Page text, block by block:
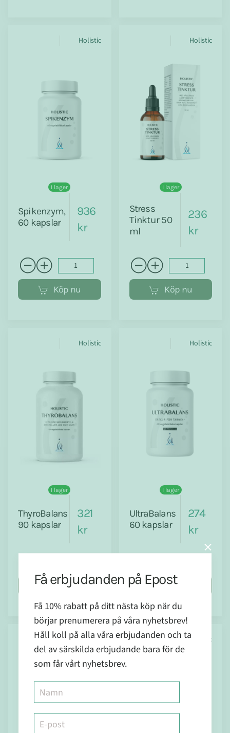
Holistic
I lager
Spikenzym,
60 kapslar
936
kr
Köp nu
Holistic
I lager
Stress
Tinktur 50
ml
236
kr
Köp nu
Holistic
I lager
ThyroBalans
90 kapslar
321
kr
Köp nu
Holistic
I lager
UltraBalans
60 kapslar
274
kr
Köp nu
Holistic Holistic
Få erbjudanden på Epost
Få 10% rabatt på ditt nästa köp när du
börjar prenumerera på våra nyhetsbrev!
Håll koll på alla våra erbjudanden och ta
del av särskilda erbjudande bara för de
som får vårt nyhetsbrev.